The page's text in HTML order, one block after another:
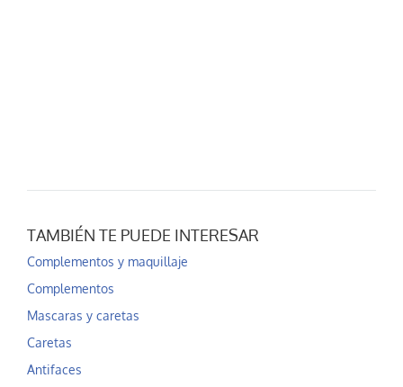
TAMBIÉN TE PUEDE INTERESAR
Complementos y maquillaje
Complementos
Mascaras y caretas
Caretas
Antifaces